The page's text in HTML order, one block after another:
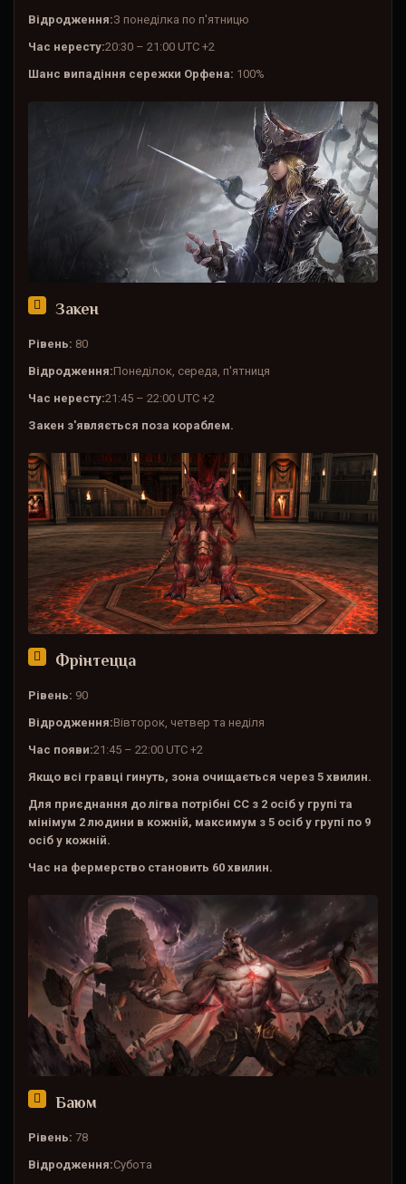
Відродження:З понеділка по п'ятницю
Час нересту:20:30 – 21:00 UTC +2
Шанс випадіння сережки Орфена: 100%
Закен
Рівень: 80
Відродження:Понеділок, середа, п'ятниця
Час нересту:21:45 – 22:00 UTC +2
Закен з'являється поза кораблем.
Фрінтецца
Рівень: 90
Відродження:Вівторок, четвер та неділя
Час появи:21:45 – 22:00 UTC +2
Якщо всі гравці гинуть, зона очищається через 5 хвилин.
Для приєднання до лігва потрібні CC з 2 осіб у групі та
мінімум 2 людини в кожній, максимум з 5 осіб у групі по 9
осіб у кожній.
Час на фермерство становить 60 хвилин.
Баюм
Рівень: 78
Відродження:Субота